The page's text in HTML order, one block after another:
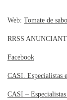
Web: Tomate de
RRSS
Facebook
CASI. Especialistas
CASI –